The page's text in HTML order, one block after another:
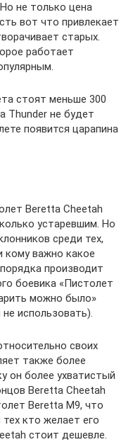
не только цена
вот что привлекает
старых.
работает
стоят меньше 300
Thunder не будет
появится царапина
Beretta Cheetah
устаревшим. Но
среди тех,
кому важно какое
производит
боевика «Пистолет
можно было»
использовать).
своих
также более
он более ухватистый
Beretta Cheetah
Beretta М9, что
кто желает его
стоит дешевле.